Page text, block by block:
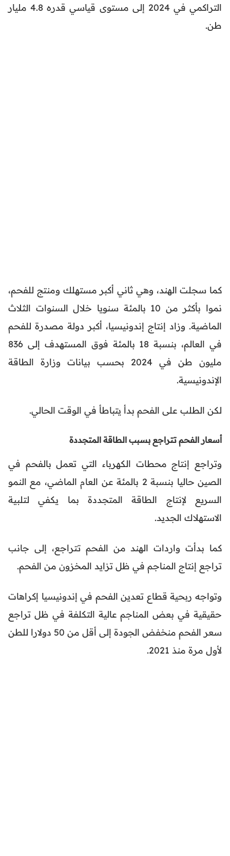
التراكمي في 2024 إلى مستوى قياسي قدره 4.8 مليار
طن.
كما سجلت الهند، وهي ثاني أكبر مستهلك ومنتج للفحم،
نموا بأكثر من 10 بالمئة سنويا خلال السنوات الثلاث
الماضية. وزاد إنتاج إندونيسيا، أكبر دولة مصدرة للفحم
في العالم، بنسبة 18 بالمئة فوق المستهدف إلى 836
مليون طن في 2024 بحسب بيانات وزارة الطاقة
الإندونيسية.
لكن الطلب على الفحم بدأ يتباطأ في الوقت الحالي.
أسعار الفحم تتراجع بسبب الطاقة المتجددة
وتراجع إنتاج محطات الكهرباء التي تعمل بالفحم في
الصين حاليا بنسبة 2 بالمئة عن العام الماضي، مع النمو
السريع لإنتاج الطاقة المتجددة بما يكفي لتلبية
الاستهلاك الجديد.
كما بدأت واردات الهند من الفحم تتراجع، إلى جانب
تراجع إنتاج المناجم في ظل تزايد المخزون من الفحم.
وتواجه ربحية قطاع تعدين الفحم في إندونيسيا إكراهات
حقيقية في بعض المناجم عالية التكلفة في ظل تراجع
سعر الفحم منخفض الجودة إلى أقل من 50 دولارا للطن
لأول مرة منذ 2021.